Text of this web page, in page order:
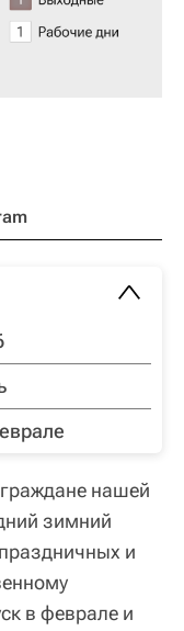
нашей
зимний
и
в феврале и